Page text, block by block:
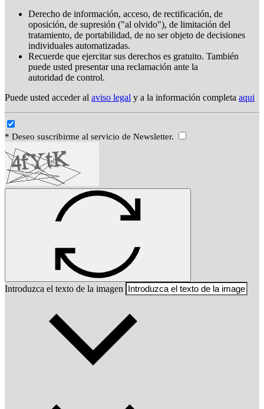
Derecho de información, acceso, de rectificación, de
oposición, de supresión ("al olvido"), de limitación del
tratamiento, de portabilidad, de no ser objeto de decisiones
individuales automatizadas.
Recuerde que ejercitar sus derechos es gratuito. También
puede usted presentar una reclamación ante la
autoridad de control.
Puede usted acceder al aviso legal y a la información completa aqui
* Deseo suscribirme al servicio de Newsletter.
Introduzca el texto de la imagen